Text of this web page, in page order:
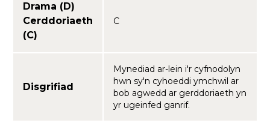
Drama (D)
Cerddoriaeth
(C)
C
Disgrifiad
Mynediad ar-lein i'r cyfnodolyn
hwn sy'n cyhoeddi ymchwil ar
bob agwedd ar gerddoriaeth yn
yr ugeinfed ganrif.